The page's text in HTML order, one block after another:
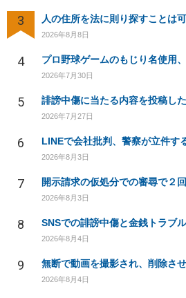
3 人の住所を法に則り探すことは
2026年8月8日
4 プロ野球ゲームのもじり名使用
2026年7月30日
5
2026年7月27日
6 LINEで会社批判、警察が立件す
2026年8月3日
7
2026年8月3日
8 SNSでの誹謗中傷と金銭トラブ
2026年8月4日
9
2026年8月4日